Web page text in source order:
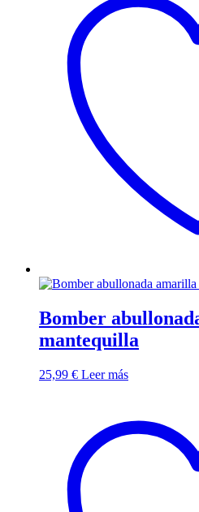
Bomber
mantequilla
25,99 € Leer más